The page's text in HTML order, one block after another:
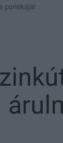
portékáját